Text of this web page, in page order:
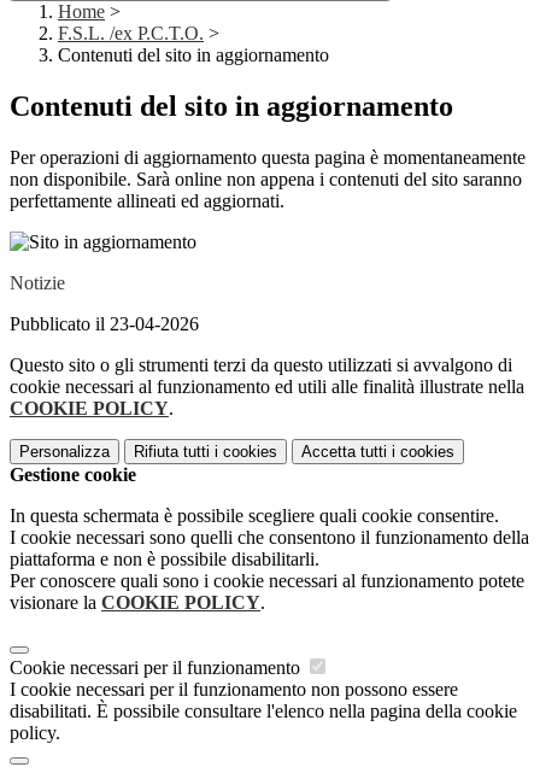
Home >
F.S.L. /ex P.C.T.O. >
Contenuti del sito in aggiornamento
Contenuti del sito in aggiornamento
Per operazioni di aggiornamento questa pagina è momentaneamente
non disponibile. Sarà online non appena i contenuti del sito saranno
perfettamente allineati ed aggiornati.
Notizie
Pubblicato il 23-04-2026
Questo sito o gli strumenti terzi da questo utilizzati si avvalgono di
cookie necessari al funzionamento ed utili alle finalità illustrate nella
COOKIE POLICY.
Personalizza Rifiuta tutti i cookies Accetta tutti i cookies
Gestione cookie
In questa schermata è possibile scegliere quali cookie consentire.
I cookie necessari sono quelli che consentono il funzionamento della
piattaforma e non è possibile disabilitarli.
Per conoscere quali sono i cookie necessari al funzionamento potete
visionare la COOKIE POLICY.
Cookie necessari per il funzionamento
I cookie necessari per il funzionamento non possono essere
disabilitati. È possibile consultare l'elenco nella pagina della cookie
policy.